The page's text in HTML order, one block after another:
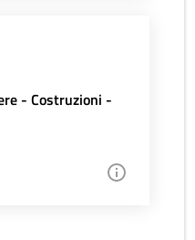
- Costruzioni -